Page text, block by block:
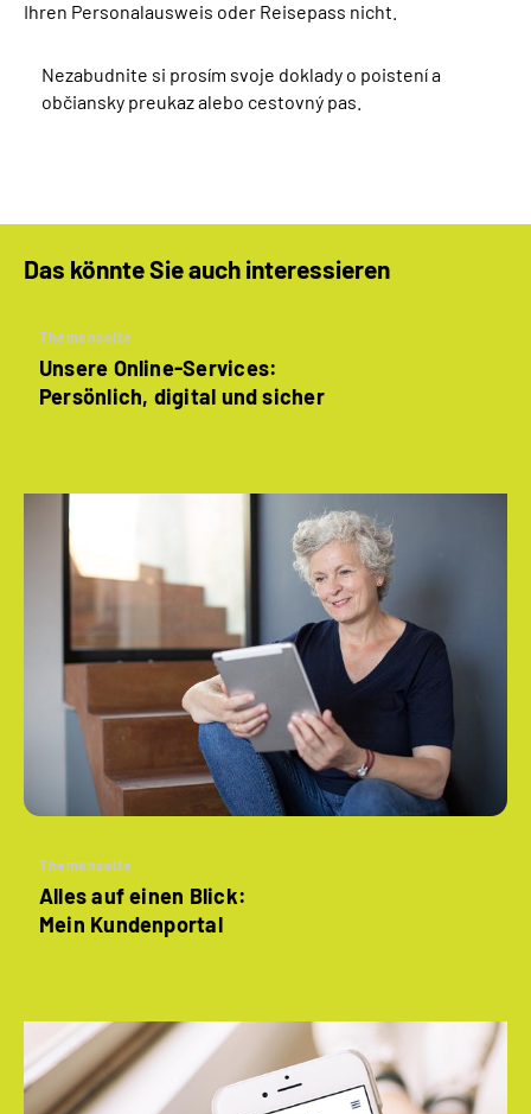
Ihren Personalausweis oder Reisepass nicht.
Nezabudnite si prosím svoje doklady o poistení a
občiansky preukaz alebo cestovný pas.
Das könnte Sie auch interessieren
Themenseite
Unsere Online-Services:
Persönlich, digital und sicher
Themenseite
Alles auf einen Blick:
Mein Kundenportal